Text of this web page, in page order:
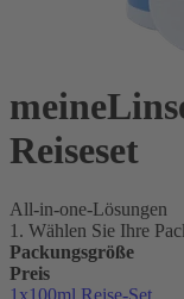
Reiseset
All-in-one-Lösungen
1. Wählen Sie Ihre
Packungsgröße
Preis
1x100ml Reise-Set